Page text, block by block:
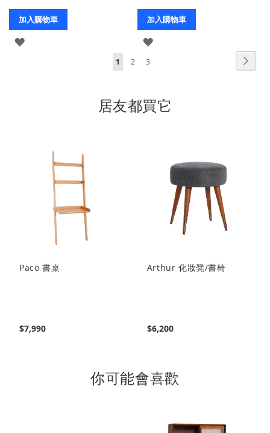
加入購物車
登
加入購物車
登
您
前
正
1
頁
2
頁
3
居友都買它
Paco 書桌
$7,990
Arthur 化妝凳/書椅
$6,200
你可能會喜歡